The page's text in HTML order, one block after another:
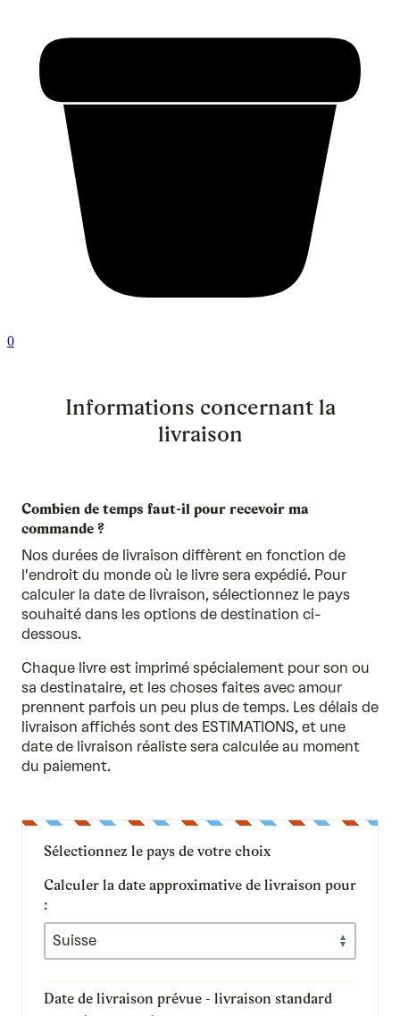
0
Informations concernant la
livraison
Combien de temps faut-il pour recevoir ma
commande ?
Nos durées de livraison diffèrent en fonction de
l'endroit du monde où le livre sera expédié. Pour
calculer la date de livraison, sélectionnez le pays
souhaité dans les options de destination ci-
dessous.
Chaque livre est imprimé spécialement pour son ou
sa destinataire, et les choses faites avec amour
prennent parfois un peu plus de temps. Les délais de
livraison affichés sont des ESTIMATIONS, et une
date de livraison réaliste sera calculée au moment
du paiement.
Sélectionnez le pays de votre choix
Calculer la date approximative de livraison pour
:
Date de livraison prévue - livraison standard